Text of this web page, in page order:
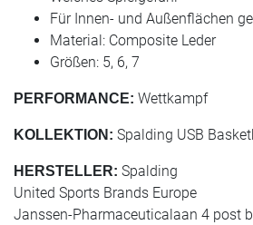
Für Innen- und Außenflächen
Material: Composite Leder
Größen: 5, 6, 7
PERFORMANCE: Wettkampf
KOLLEKTION: Spalding USB
HERSTELLER: Spalding
United Sports Brands Europe
Janssen-Pharmaceuticalaan 4 post